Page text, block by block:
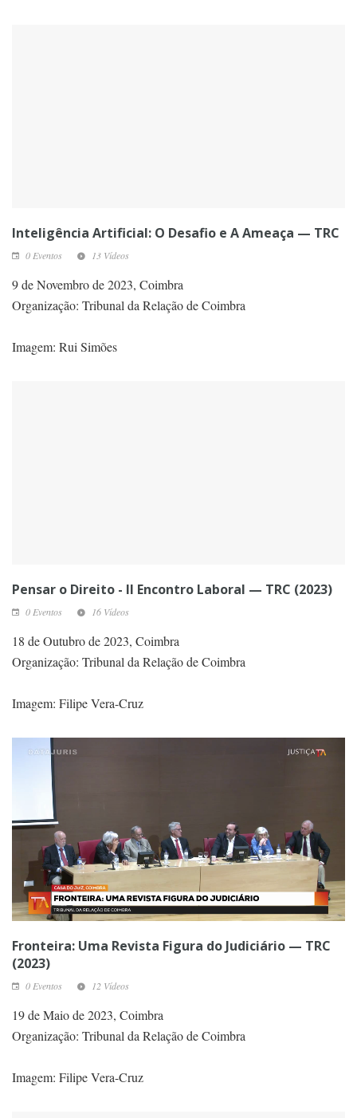
Inteligência Artificial: O Desafio e A Ameaça — TRC
0 Eventos 13 Vídeos
9 de Novembro de 2023, Coimbra
Organização: Tribunal da Relação de Coimbra
Imagem: Rui Simões
Pensar o Direito - II Encontro Laboral — TRC (2023)
0 Eventos 16 Vídeos
18 de Outubro de 2023, Coimbra
Organização: Tribunal da Relação de Coimbra
Imagem: Filipe Vera-Cruz
Fronteira: Uma Revista Figura do Judiciário — TRC
(2023)
0 Eventos 12 Vídeos
19 de Maio de 2023, Coimbra
Organização: Tribunal da Relação de Coimbra
Imagem: Filipe Vera-Cruz